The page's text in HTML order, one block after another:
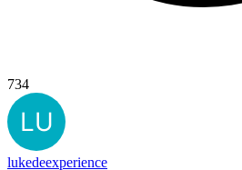
734
lukedeexperience